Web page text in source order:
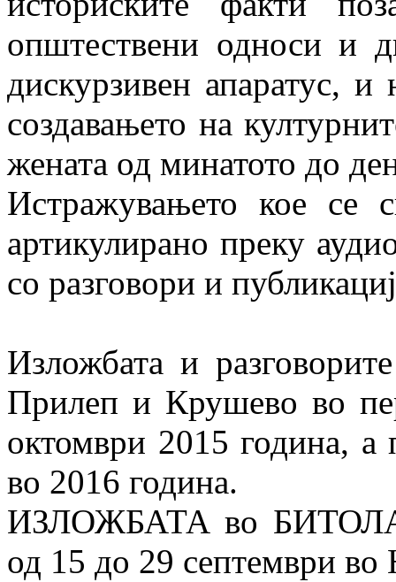
општествени односи и
дискурзивен апаратус,
создавањето на
жената од минатото до
Истражувањето кое се
артикулирано преку
со разговори и
Изложбата и
Прилеп и Крушево во
октомври 2015 година, а
во 2016 година.
ИЗЛОЖБАТА во БИТОЛА
од 15 до 29 септември